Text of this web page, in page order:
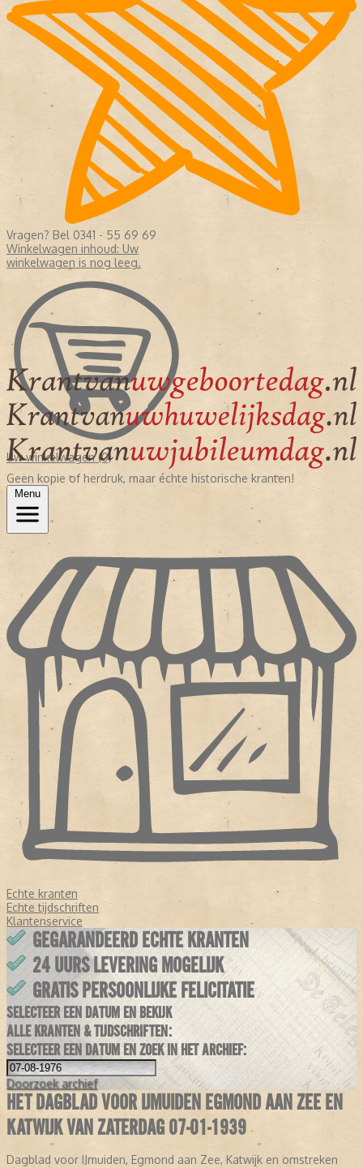
Vragen? Bel 0341 - 55 69 69
Winkelwagen inhoud: Uw
winkelwagen is nog leeg.
Uw winkelwagen (0)
Geen kopie of herdruk, maar échte historische kranten!
Menu
Echte kranten
Echte tijdschriften
Klantenservice
GEGARANDEERD ECHTE KRANTEN
24 UURS LEVERING MOGELIJK
GRATIS PERSOONLIJKE FELICITATIE
SELECTEER EEN DATUM EN BEKIJK
ALLE KRANTEN & TIJDSCHRIFTEN:
SELECTEER EEN DATUM EN ZOEK IN HET ARCHIEF:
Doorzoek archief
HET DAGBLAD VOOR IJMUIDEN EGMOND AAN ZEE EN
KATWIJK VAN ZATERDAG 07-01-1939
Dagblad voor IJmuiden, Egmond aan Zee, Katwijk en omstreken